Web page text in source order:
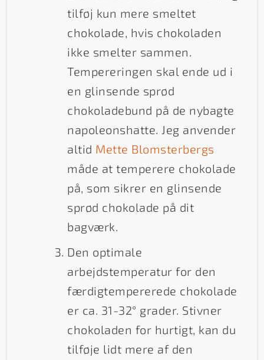
tilføj kun mere smeltet
chokolade, hvis chokoladen
ikke smelter sammen.
Tempereringen skal ende ud i
en glinsende sprød
chokoladebund på de nybagte
napoleonshatte. Jeg anvender
altid Mette Blomsterbergs
måde at temperere chokolade
på, som sikrer en glinsende
sprød chokolade på dit
bagværk.
Den optimale
arbejdstemperatur for den
færdigtempererede chokolade
er ca. 31-32° grader. Stivner
chokoladen for hurtigt, kan du
tilføje lidt mere af den